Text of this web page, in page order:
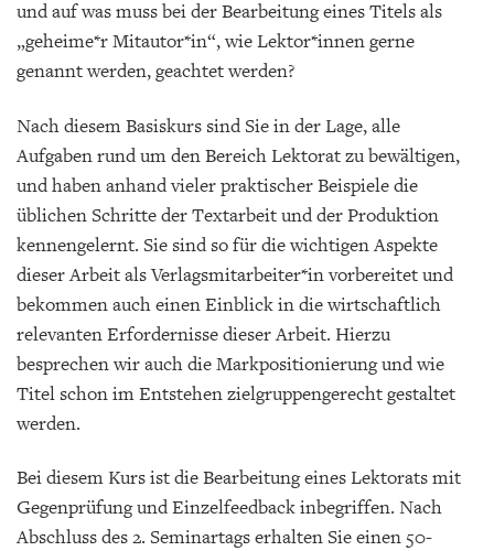
und auf was muss bei der Bearbeitung eines Titels als
„geheime*r Mitautor*in“, wie Lektor*innen gerne
genannt werden, geachtet werden?
Nach diesem Basiskurs sind Sie in der Lage, alle
Aufgaben rund um den Bereich Lektorat zu bewältigen,
und haben anhand vieler praktischer Beispiele die
üblichen Schritte der Textarbeit und der Produktion
kennengelernt. Sie sind so für die wichtigen Aspekte
dieser Arbeit als Verlagsmitarbeiter*in vorbereitet und
bekommen auch einen Einblick in die wirtschaftlich
relevanten Erfordernisse dieser Arbeit. Hierzu
besprechen wir auch die Markpositionierung und wie
Titel schon im Entstehen zielgruppengerecht gestaltet
werden.
Bei diesem Kurs ist die Bearbeitung eines Lektorats mit
Gegenprüfung und Einzelfeedback inbegriffen. Nach
Abschluss des 2. Seminartags erhalten Sie einen 50-